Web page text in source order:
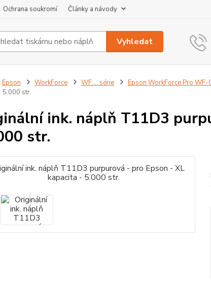
Ochrana soukromí Články a návody
Vyhledat
Epson WorkForce WF…. série Epson WorkForce Pro
5.000 str.
ink. náplň T11D3
str.